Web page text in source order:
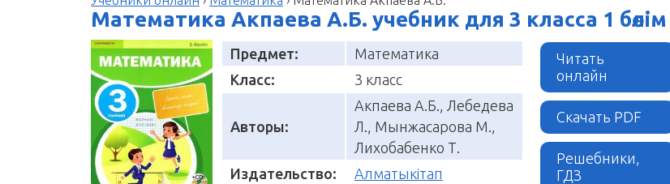
Математика Акпаева А.Б. учебник для 3 класса 1 бөлім
Предмет:
Математика
Класс:
3 класс
Авторы:
Акпаева А.Б., Лебедева
Л., Мынжасарова М.,
Лихобабенко Т.
Издательство:
Алматыкітап
Читать
онлайн
Скачать PDF
Решебники,
ГДЗ